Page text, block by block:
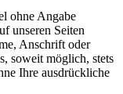
ohne Angabe
unseren Seiten
Anschrift oder
soweit möglich, stets
Ihre ausdrückliche